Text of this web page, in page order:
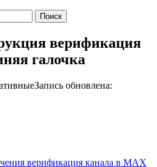
верификация
галочка
Запись обновлена:
верификация канала в MAX